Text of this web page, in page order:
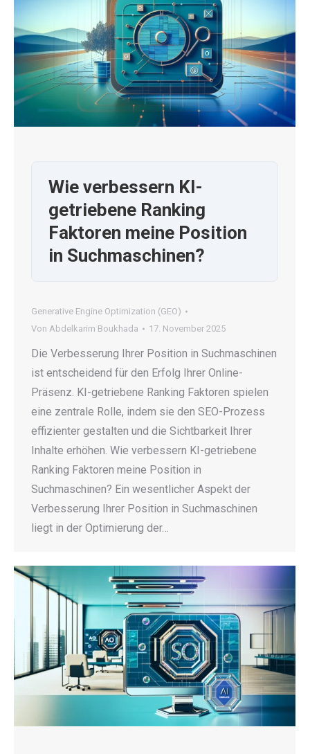
Wie verbessern KI-
getriebene Ranking
Faktoren meine Position
in Suchmaschinen?
Generative Engine Optimization (GEO)
Von Abdelkarim Boukhada 17. November 2025
Die Verbesserung Ihrer Position in Suchmaschinen
ist entscheidend für den Erfolg Ihrer Online-
Präsenz. KI-getriebene Ranking Faktoren spielen
eine zentrale Rolle, indem sie den SEO-Prozess
effizienter gestalten und die Sichtbarkeit Ihrer
Inhalte erhöhen. Wie verbessern KI-getriebene
Ranking Faktoren meine Position in
Suchmaschinen? Ein wesentlicher Aspekt der
Verbesserung Ihrer Position in Suchmaschinen
liegt in der Optimierung der…